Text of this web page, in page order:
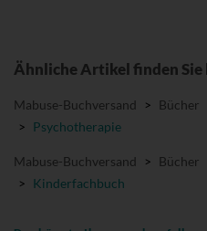
Ähnliche Artikel finden Sie
Mabuse-Buchversand > Bücher
> Psychotherapie
Mabuse-Buchversand > Bücher
> Kinderfachbuch